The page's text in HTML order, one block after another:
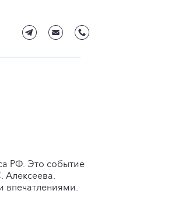
РФ. Это событие
Алексеева.
впечатлениями.